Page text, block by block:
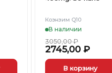
Коэнзим Q10
В наличии
3050,00₽
2745,00₽
В корзину